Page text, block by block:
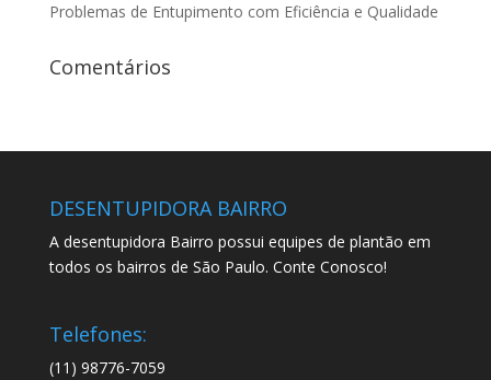
Problemas de Entupimento com Eficiência e Qualidade
Comentários
DESENTUPIDORA BAIRRO
A desentupidora Bairro possui equipes de plantão em
todos os bairros de São Paulo. Conte Conosco!
Telefones:
(11) 98776-7059